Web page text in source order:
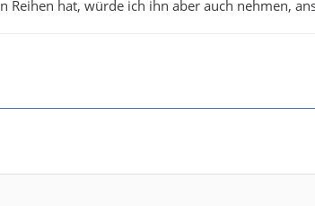
Reihen hat, würde ich ihn aber auch nehmen,